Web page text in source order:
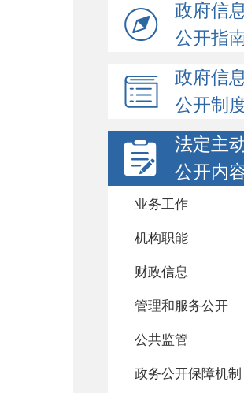
政府信
公开指
政府信
公开制
法定主
公开内
业务工作
机构职能
财政信息
管理和服务公开
公共监管
政务公开保障机制